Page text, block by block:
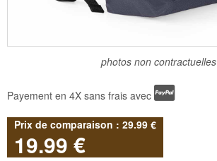
photos non contractuelles
Payement en 4X sans frais avec
29.99 €
19.99 €